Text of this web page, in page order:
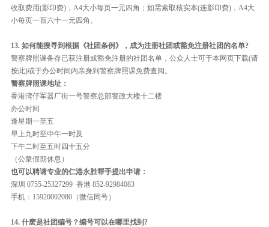
收取费用(影印费)，A4大小每页一元四角；如需索取核实本(连影印费)，A4大
小每页一百六十一元四角。
13. 如何能搜寻到根据《社团条例》，成为注册社团或豁免注册社团的名单?
警察牌照课备存已获注册或豁免注册的社团名单，公众人士可于本网页下载(请
按此)或于办公时间内亲身到警察牌照课免费查阅。
警察牌照课地址：
香港湾仔军器厂街一号警察总部警政大楼十二楼
办公时间
逢星期一至五
早上九时至中午一时及
下午二时至五时四十五分
（公衆假期休息）
也可以聘请专业的仁港永胜帮手提出申请：
深圳 0755-25327299 香港 852-92984083
手机：15920002080（微信同号）
14. 什麽是社团编号？编号可以在哪里找到?